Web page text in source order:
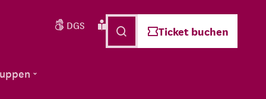
DGS Leichte Sprache Deutsch
Ticket buchen